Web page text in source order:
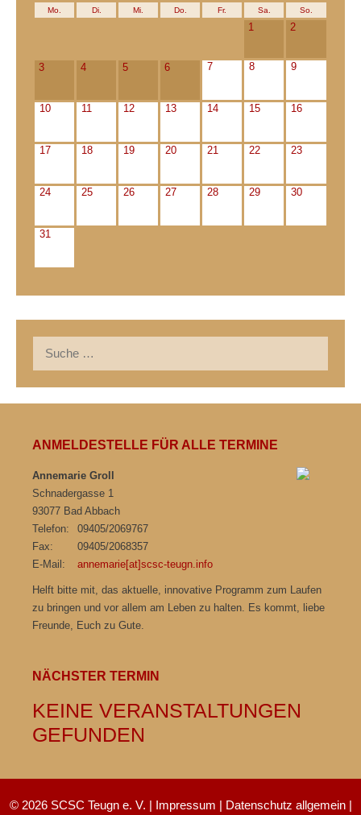
Mo. Di. Mi. Do. Fr. Sa. So.
1 2
3 4 5 6 7 8 9
10 11 12 13 14 15 16
17 18 19 20 21 22 23
24 25 26 27 28 29 30
31
nach:
ANMELDESTELLE FÜR ALLE TERMINE
Annemarie Groll
Schnadergasse 1
93077 Bad Abbach
Telefon:
09405/2069767
Fax:
09405/2068357
E-Mail:
annemarie[at]scsc-teugn.info
Helft bitte mit, das aktuelle, innovative Programm zum Laufen
zu bringen und vor allem am Leben zu halten. Es kommt, liebe
Freunde, Euch zu Gute.
NÄCHSTER TERMIN
KEINE VERANSTALTUNGEN
GEFUNDEN
© 2026 SCSC Teugn e. V. | Impressum | Datenschutz allgemein|